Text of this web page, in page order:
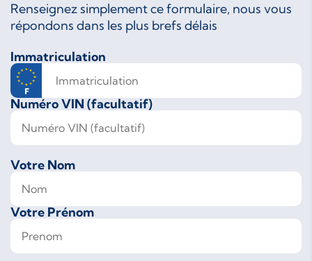
Renseignez simplement ce formulaire, nous vous
répondons dans les plus brefs délais
Immatriculation
Numéro VIN (facultatif)
Votre Nom
Votre Prénom